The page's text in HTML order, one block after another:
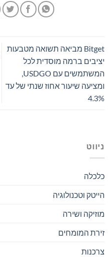
Bitget מביאה תשואה מטבעות
יציבים ברמה מוסדית לכל
ומציעה שיעור אחוז שנתי של עד
4.3%
ניווט
כלכלה
הייטק וטכנולוגיה
מוזיקה ושירה
זירת המומחים
צרכנות